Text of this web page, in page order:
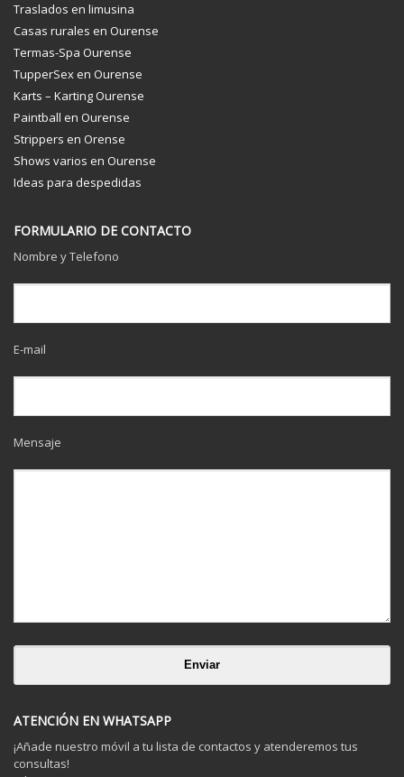
Traslados en limusina
Casas rurales en Ourense
Termas-Spa Ourense
TupperSex en Ourense
Karts – Karting Ourense
Paintball en Ourense
Strippers en Orense
Shows varios en Ourense
Ideas para despedidas
FORMULARIO DE CONTACTO
Nombre y Telefono
E-mail
Mensaje
ATENCIÓN EN WHATSAPP
¡Añade nuestro móvil a tu lista de contactos y atenderemos tus
consultas!